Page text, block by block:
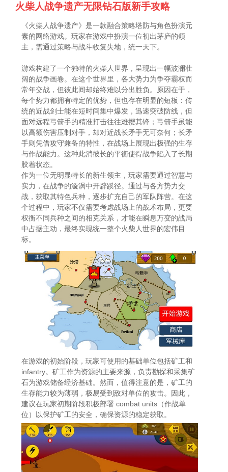
火柴人战争遗产无限钻石版新手攻略
《火柴人战争遗产》是一款融合策略塔防与角色扮演元
素的网络游戏。玩家在游戏中扮演一位初出茅庐的领
主，需通过策略与战斗收复失地，统一天下。
游戏构建了一个独特的火柴人世界，呈现出一幅波澜壮
阔的战争画卷。在这个世界里，各大势力为争夺霸权而
常年交战，但彼此间却始终难以分出胜负。原因在于，
每个势力都拥有特定的优势，但也存在明显的短板：传
统的近战剑士能在短时间集中爆发，迅速突破防线，但
面对远程弓箭手的精准打击往往难撄其锋；弓箭手虽能
以高额伤害压制对手，却对近战长矛手无可奈何；长矛
手则凭借攻守兼备的特性，在战场上展现出极强的生存
与作战能力。这种此消彼长的平衡使得战争陷入了长期
胶着状态。
作为一位无明显特长的新生领主，玩家需要通过智慧与
实力，在战争的漩涡中开辟蹊径。通过与各方势力交
战，获取其特色兵种，逐步扩充自己的军队阵营。在这
个过程中，玩家不仅需要考虑战场上的战术布局，更要
权衡不同兵种之间的相克关系，才能在瞬息万变的战局
中占据主动，最终实现统一整个火柴人世界的宏伟目
标。
在游戏的初始阶段，玩家可使用的基础单位包括矿工和
infantry。矿工作为资源的主要来源，负责勘探和采集矿
石为游戏储备经济基础。然而，值得注意的是，矿工的
生存能力较为薄弱，极易受到敌对单位的攻击。因此，
建议在玩家初期阶段积极部署 combat units（作战单
位）以保护矿工的安全，确保资源的稳定获取。